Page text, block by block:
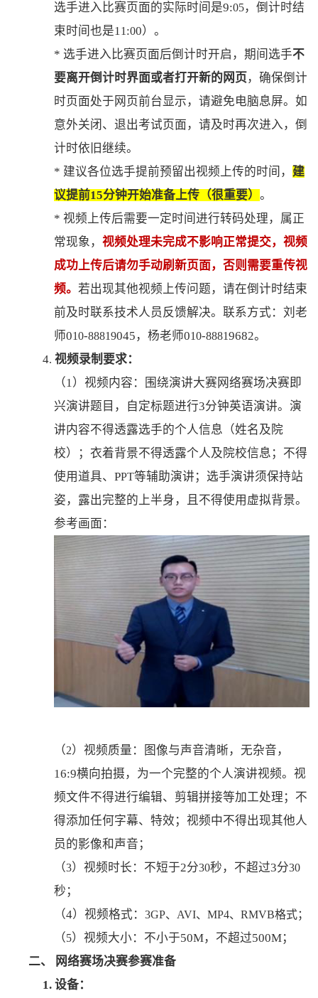
选手进入比赛页面的实际时间是9:05，倒计时结
束时间也是1 1 :00）。
* 选手进入比赛页面后倒计时开启，期间选手不
要离开倒计时界面或者打开新的网页 ，确保倒计
时页面处于网页前台显示， 请避免电脑息屏。 如
意外关闭、退出考试页面，请及时再次进入，倒
计时依旧继续。
* 建议各位选手提前预留出视频上传的时间 ， 建
议提前15分钟开始准备上传（很重要） 。
* 视频上传后需要一定时间进行转码处理，属正
常现象， 视频处理未完成不影响正常提交，视频
成功上传后请勿手动刷新页面，否则需要重传视
频。 若出现其他视频上传问题，请在倒计时结束
前及时联系技术人员反馈解决。联系方式： 刘 老
师010-88819045， 杨老师010-88819682。
4. 视频录制要求：
（1）视频内容：围绕演讲大赛网络赛场决赛即
兴演讲题目，自定标题进行3分钟英语演讲。演
讲内容不得透露选手的个人信息（姓名及院
校）
； 衣着背景不得透露个人及院校信息 ；不得
使用道具、 PPT等辅助演讲；选手演讲须保持站
姿，露出完整的上半身，且不得使用虚拟背景。
参考画面：
（2）视频质量：图像与声音清晰，无杂音，
16:9横向拍摄，为一个完整的个人演讲视频。视
频文件不得进行编辑、剪辑拼接等加工处理；不
得添加任何字幕、特效；视频中不得出现其他人
员的影像和声音；
（3）视频时长：不短于2分30秒，不超过3分30
秒；
（4） 视频格式： 3GP、AVI、MP4、RMVB格式；
（5）视频大小：不小于50M，不超过500M；
二、
网络赛场决赛参赛准备
1. 设备：